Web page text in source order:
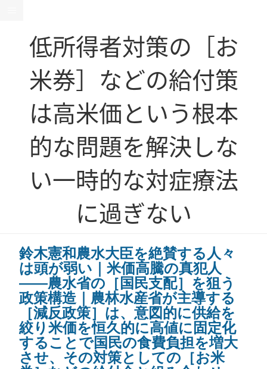
低所得者対策の［お
米券］などの給付策
は高米価という根本
的な問題を解決しな
い一時的な対症療法
に過ぎない
鈴木憲和農水大臣を絶賛する人々
は頭が弱い｜米価高騰の真犯人
――農水省の［国民支配］を狙う
政策構造｜農林水産省が主導する
［減反政策］は、意図的に供給を
絞り米価を恒久的に高値に固定化
することで国民の食費負担を増大
させ、その対策としての［お米